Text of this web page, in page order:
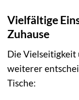
Vielfältige
Zuhause
Die Vielseitigkeit
weiterer
Tische: